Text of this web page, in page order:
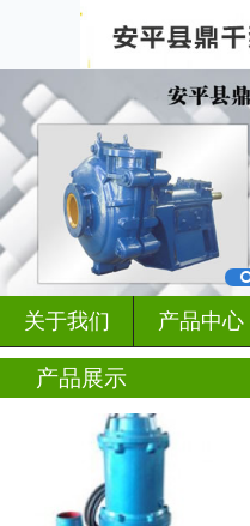
关于我们 产品中心
产品展示